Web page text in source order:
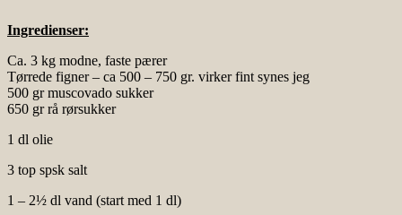
Ingredienser:
Ca. 3 kg modne, faste pærer
Tørrede figner – ca 500 – 750 gr. virker fint synes jeg
500 gr muscovado sukker
650 gr rå rørsukker
1 dl olie
3 top spsk salt
1 – 2½ dl vand (start med 1 dl)